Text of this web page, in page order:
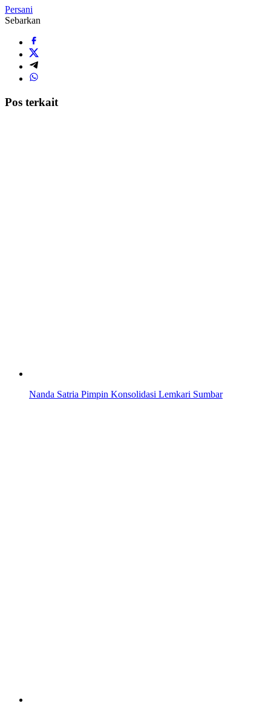
Persani
Sebarkan
Pos terkait
Nanda Satria Pimpin Konsolidasi Lemkari Sumbar